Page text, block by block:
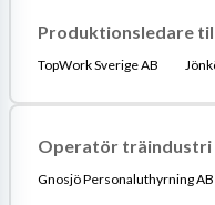
Produktionsledare
TopWork Sverige AB
Operatör träindustri
Gnosjö Personaluthyrning AB